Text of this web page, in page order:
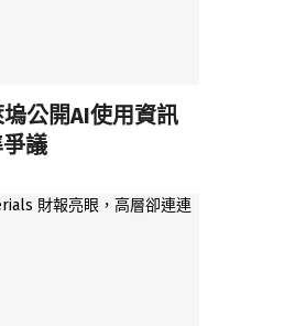
公開AI使用資訊
議